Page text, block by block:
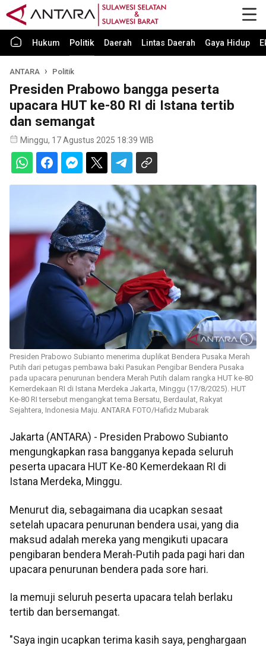
Hukum Politik Daerah Lintas Daerah Gaya Hidup
ANTARA Politik
Presiden Prabowo bangga peserta
upacara HUT ke-80 RI di Istana tertib
dan semangat
Minggu, 17 Agustus 2025 18:39 WIB
Presiden Prabowo Subianto menerima duplikat Bendera Pusaka Merah
Putih dari petugas pembawa baki Pasukan Pengibar Bendera Pusaka
pada upacara penurunan bendera Merah Putih dalam rangka HUT ke-80
Kemerdekaan RI di Istana Merdeka Jakarta, Minggu (17/8/2025). HUT
Ke-80 RI tersebut mengangkat tema Bersatu, Berdaulat, Rakyat
Sejahtera, Indonesia Maju. ANTARA FOTO/Hafidz Mubarak
Jakarta (ANTARA) - Presiden Prabowo Subianto
mengungkapkan rasa bangganya kepada seluruh
peserta upacara HUT Ke-80 Kemerdekaan RI di
Istana Merdeka, Minggu.
Menurut dia, sebagaimana dia ucapkan sesaat
setelah upacara penurunan bendera usai, yang dia
maksud adalah mereka yang mengikuti upacara
pengibaran bendera Merah-Putih pada pagi hari dan
upacara penurunan bendera pada sore hari.
Ia memuji seluruh peserta upacara telah berlaku
tertib dan bersemangat.
"Saya ingin ucapkan terima kasih saya, penghargaan